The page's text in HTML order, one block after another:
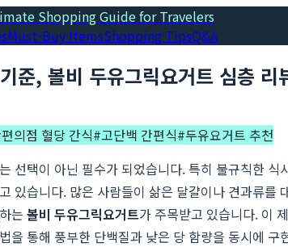
Shopping Guide for Travelers
Must-Buy ItemsShopping TipsQ&A
준, 볼비 두유그릭요거트 심층
편의점 혈당 간식#고단백 간편식#두유요거트 추천
선택이 아닌 필수가 되었습니다. 특히 불규칙한
있습니다. 많은 사람들이 삶은 달걀이나 견과류
는 볼비 두유그릭요거트가 주목받고 있습니다. 이
을 통해 풍부한 단백질과 낮은 당 함량을 동시에 구